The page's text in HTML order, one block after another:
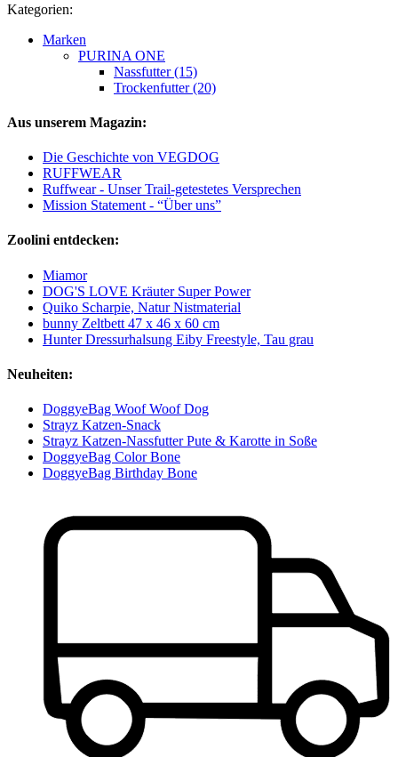
Kategorien:
Marken
PURINA ONE
Nassfutter (15)
Trockenfutter (20)
Aus unserem Magazin:
Die Geschichte von VEGDOG
RUFFWEAR
Ruffwear - Unser Trail-getestetes Versprechen
Mission Statement - “Über uns”
Zoolini entdecken:
Miamor
DOG'S LOVE Kräuter Super Power
Quiko Scharpie, Natur Nistmaterial
bunny Zeltbett 47 x 46 x 60 cm
Hunter Dressurhalsung Eiby Freestyle, Tau grau
Neuheiten:
DoggyeBag Woof Woof Dog
Strayz Katzen-Snack
Strayz Katzen-Nassfutter Pute & Karotte in Soße
DoggyeBag Color Bone
DoggyeBag Birthday Bone